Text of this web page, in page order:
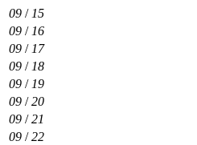
09 /15
09 /16
09 /17
09 /18
09 /19
09 /20
09 /21
09 /22